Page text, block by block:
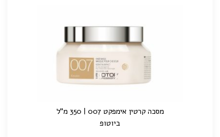
מסכה קרטין אימפקט 007 | 350 מ"ל
ביוטופ